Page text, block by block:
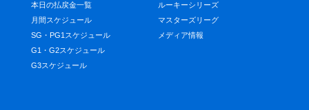
本日の払戻金一覧
月間スケジュール
SG・PG1スケジュール
G1・G2スケジュール
G3スケジュール
ルーキーシリーズ
マスターズリーグ
メディア情報